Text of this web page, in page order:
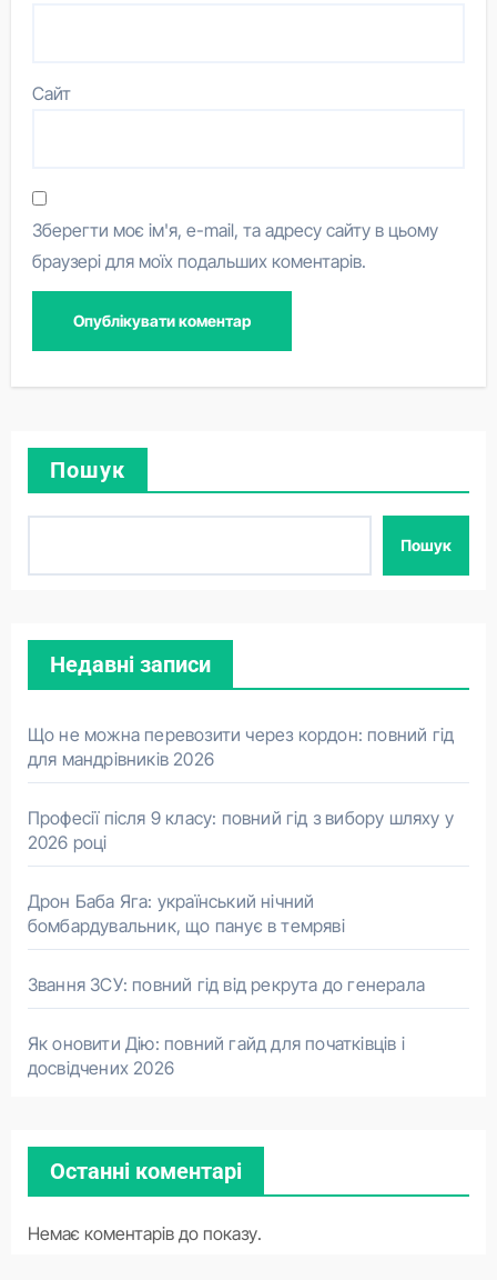
Сайт
Зберегти моє ім'я, e-mail, та адресу сайту в цьому
браузері для моїх подальших коментарів.
Пошук
Пошук
Недавні записи
Що не можна перевозити через кордон: повний гід
для мандрівників 2026
Професії після 9 класу: повний гід з вибору шляху у
2026 році
Дрон Баба Яга: український нічний
бомбардувальник, що панує в темряві
Звання ЗСУ: повний гід від рекрута до генерала
Як оновити Дію: повний гайд для початківців і
досвідчених 2026
Останні коментарі
Немає коментарів до показу.